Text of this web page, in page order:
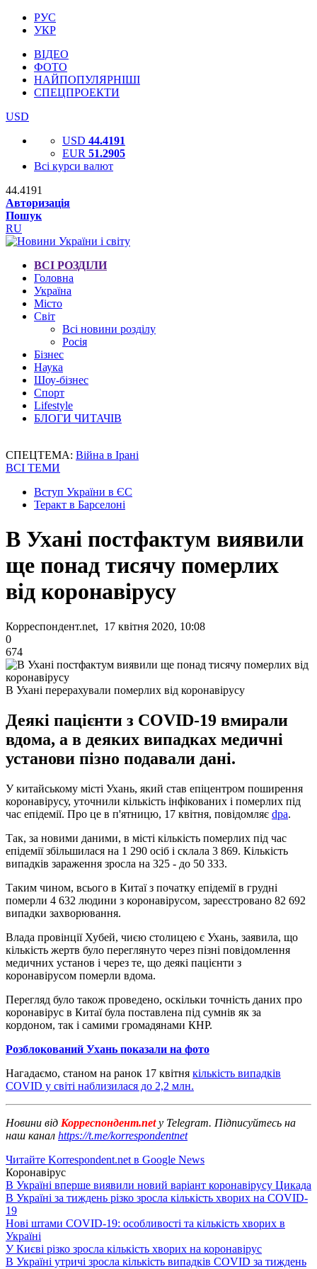
РУС
УКР
ВІДЕО
ФОТО
НАЙПОПУЛЯРНІШІ
СПЕЦПРОЕКТИ
USD
USD 44.4191
EUR 51.2905
Всі курси валют
44.4191
Авторизація
Пошук
RU
ВСІ РОЗДІЛИ
Головна
Україна
Місто
Світ
Всі новини розділу
Росія
Бізнес
Наука
Шоу-бізнес
Спорт
Lifestyle
БЛОГИ ЧИТАЧІВ
СПЕЦТЕМА: Війна в Ірані
ВСІ ТЕМИ
Вступ України в ЄС
Теракт в Барселоні
В Ухані постфактум виявили
ще понад тисячу померлих
від коронавірусу
Корреспондент.net, 17 квітня 2020, 10:08
0
674
В Ухані перерахували померлих від коронавірусу
Деякі пацієнти з COVID-19 вмирали
вдома, а в деяких випадках медичні
установи пізно подавали дані.
У китайському місті Ухань, який став епіцентром поширення
коронавірусу, уточнили кількість інфікованих і померлих під
час епідемії. Про це в п'ятницю, 17 квітня, повідомляє dpa.
Так, за новими даними, в місті кількість померлих під час
епідемії збільшилася на 1 290 осіб і склала 3 869. Кількість
випадків зараження зросла на 325 - до 50 333.
Таким чином, всього в Китаї з початку епідемії в грудні
померли 4 632 людини з коронавірусом, зареєстровано 82 692
випадки захворювання.
Влада провінції Хубей, чиєю столицею є Ухань, заявила, що
кількість жертв було переглянуто через пізні повідомлення
медичних установ і через те, що деякі пацієнти з
коронавірусом померли вдома.
Перегляд було також проведено, оскільки точність даних про
коронавірус в Китаї була поставлена ​​під сумнів як за
кордоном, так і самими громадянами КНР.
Розблокований Ухань показали на фото
Нагадаємо, станом на ранок 17 квітня кількість випадків
COVID у світі наблизилася до 2,2 млн.
Новини від Корреспондент.net у Telegram. Підписуйтесь на
наш канал https://t.me/korrespondentnet
Читайте Korrespondent.net в Google News
Коронавірус
В Україні вперше виявили новий варіант коронавірусу Цикада
В Україні за тиждень різко зросла кількість хворих на COVID-
19
Нові штами COVID-19: особливості та кількість хворих в
Україні
У Києві різко зросла кількість хворих на коронавірус
В Україні утричі зросла кількість випадків COVID за тиждень